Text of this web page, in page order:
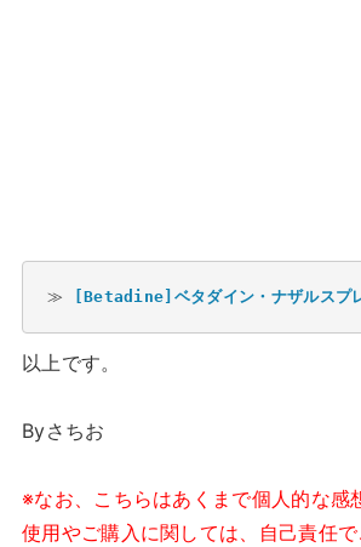
≫ [Betadine]ベタダイン・ナザルスプ
以上です。
Byさちお
※なお、こちらはあくまで個人的な感
使用やご購入に関しては、自己責任